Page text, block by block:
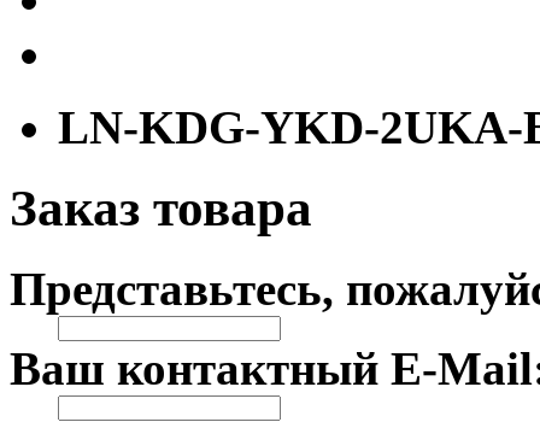
LN-KDG-YKD-2UKA-
Заказ товара
Представьтесь,
Ваш контактный E-